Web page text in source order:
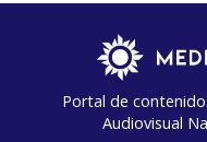
Portal de
Audiovisual